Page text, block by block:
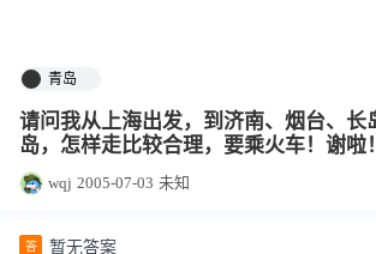
青岛
请问我从上海出发，到济南、烟台、长
岛，怎样走比较合理，要乘火车！谢啦！
wqj 2005-07-03 未知
答 暂无答案